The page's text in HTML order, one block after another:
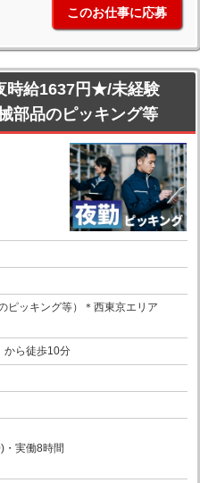
このお仕事に応募
時給1637円★/未経験
部品のピッキング等
ピッキング等）＊西東京エリア
から徒歩10分
実働8時間